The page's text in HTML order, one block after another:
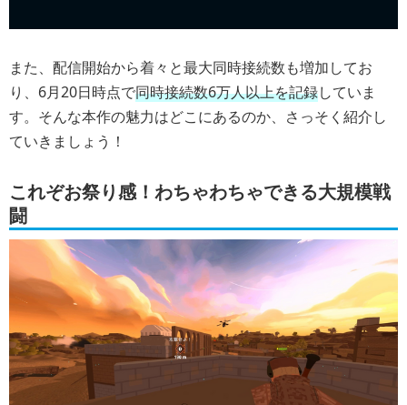
また、配信開始から着々と最大同時接続数も増加してお
り、6月20日時点で同時接続数6万人以上を記録していま
す。そんな本作の魅力はどこにあるのか、さっそく紹介し
ていきましょう！
これぞお祭り感！わちゃわちゃできる大規模戦
闘